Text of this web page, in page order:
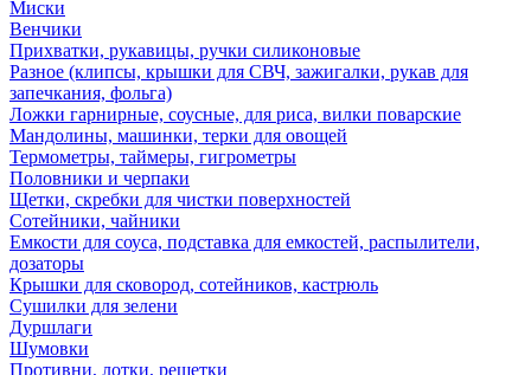
Миски
Венчики
Прихватки, рукавицы, ручки силиконовые
Разное (клипсы, крышки для СВЧ, зажигалки, рукав для
запечкания, фольга)
Ложки гарнирные, соусные, для риса, вилки поварские
Мандолины, машинки, терки для овощей
Термометры, таймеры, гигрометры
Половники и черпаки
Щетки, скребки для чистки поверхностей
Сотейники, чайники
Емкости для соуса, подставка для емкостей, распылители,
дозаторы
Крышки для сковород, сотейников, кастрюль
Сушилки для зелени
Дуршлаги
Шумовки
Противни, лотки, решетки